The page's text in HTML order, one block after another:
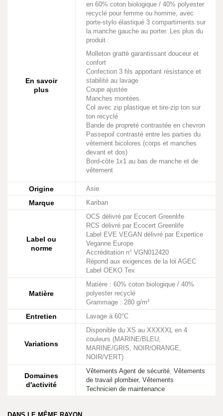
En savoir
plus
en 60% coton biologique / 40% polyester
recyclé pour femme ou homme, avec
porte-stylo élastiqué 3 compartiments sur
la manche gauche au porter. Les plus du
produit :
Molleton gratté garantissant douceur et
confort
Confection 3 fils apportant résistance et
stabilité au lavage
Coupe ajustée
Manches montées
Col avec zip plastique et tire-zip ton sur
ton recyclé
Bande de propreté contrastée en chevron
Passepoil contrasté entre les parties du
vêtement bicolores (corps et manches
devant et dos)
Bord-côte 1x1 au bas de manche et de
vêtement
Origine Asie
Marque Kariban
Label ou
norme
OCS délivré par Ecocert Greenlife
RCS délivré par Ecocert Greenlife
Label EVE VEGAN délivré par Expertice
Veganne Europe
Accréditation n° VGN012420
Répond aux exigences de la loi AGEC
Label OEKO Tex
Matière
Matière : 60% coton biologique / 40%
polyester recyclé
Grammage : 280 g/m²
Entretien Lavage à 60°C
Variations
Disponible du XS au XXXXXL en 4
couleurs (MARINE/BLEU,
MARINE/GRIS, NOIR/ORANGE,
NOIR/VERT)
Domaines
d'activité
Vêtements Agent de sécurité, Vêtements
de travail plombier, Vêtements
Technicien de maintenance